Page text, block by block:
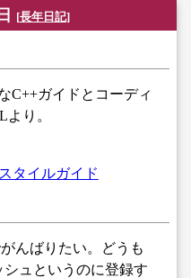
[長年日記]
C++ガイドとコーディ
より。
タイルガイド
んばりたい。どうも
ュというのに登録す